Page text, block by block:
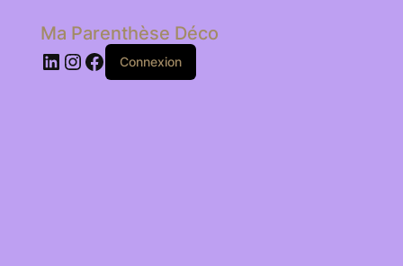
Ma Parenthèse Déco
LinkedIn
Instagram
Facebook
Connexion